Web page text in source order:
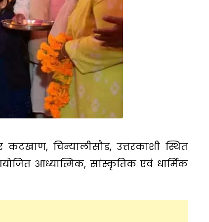
चिन्यालीसौड, उत्तरकाशी स्थित
आध्यात्मिक, सांस्कृतिक एवं धार्मिक